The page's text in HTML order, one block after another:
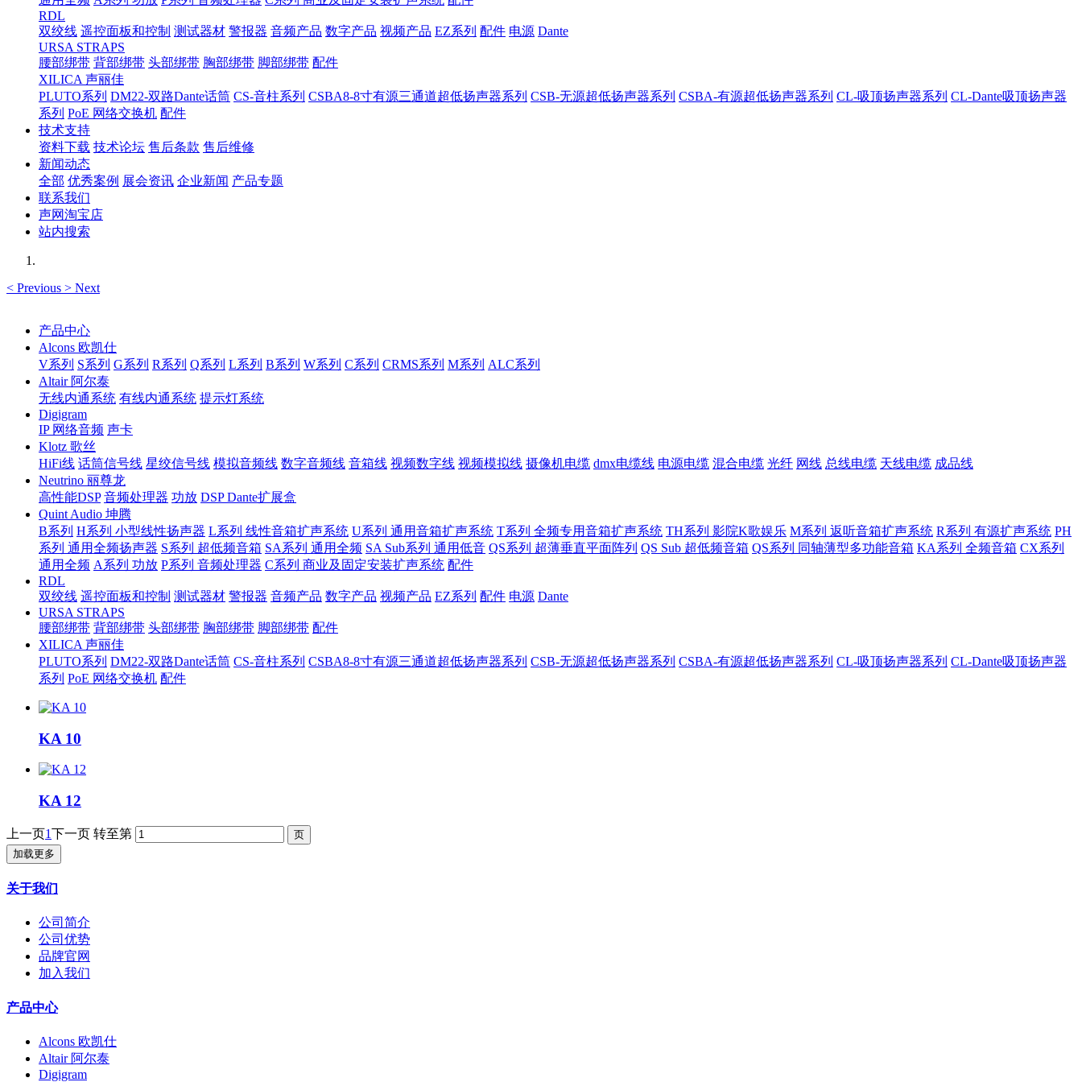
RDL
双绞线 遥控面板和控制 测试器材 警报器 音频产品 数字产品 视频产品 EZ系列 配件 电源 Dante
URSA STRAPS
腰部绑带 背部绑带 头部绑带 胸部绑带 脚部绑带 配件
XILICA 声丽佳
PLUTO系列 DM22-双路Dante话筒 CS-音柱系列 CSBA8-8寸有源三通道超低扬声器系列 CSB-无源超低扬声器系列 CSBA-有源超低扬声器系列 CL-吸顶扬声器系列 CL-Dante吸顶扬声器
系列 PoE 网络交换机 配件
技术支持
资料下载 技术论坛 售后条款 售后维修
新闻动态
全部 优秀案例 展会资讯 企业新闻 产品专题
联系我们
声网淘宝店
站内搜索
< Previous > Next
产品中心
Alcons 欧凯仕
V系列 S系列 G系列 R系列 Q系列 L系列 B系列 W系列 C系列 CRMS系列 M系列 ALC系列
Altair 阿尔泰
无线内通系统 有线内通系统 提示灯系统
Digigram
IP 网络音频 声卡
Klotz 歌丝
HiFi线 话筒信号线 星绞信号线 模拟音频线 数字音频线 音箱线 视频数字线 视频模拟线 摄像机电缆 dmx电缆线 电源电缆 混合电缆 光纤 网线 总线电缆 天线电缆 成品线
Neutrino 丽尊龙
高性能DSP 音频处理器 功放 DSP Dante扩展盒
Quint Audio 坤腾
B系列 H系列 小型线性扬声器 L系列 线性音箱扩声系统 U系列 通用音箱扩声系统 T系列 全频专用音箱扩声系统 TH系列 影院K歌娱乐 M系列 返听音箱扩声系统 R系列 有源扩声系统 PH
系列 通用全频扬声器 S系列 超低频音箱 SA系列 通用全频 SA Sub系列 通用低音 QS系列 超薄垂直平面阵列 QS Sub 超低频音箱 QS系列 同轴薄型多功能音箱 KA系列 全频音箱 CX系列
通用全频 A系列 功放 P系列 音频处理器 C系列 商业及固定安装扩声系统 配件
RDL
双绞线 遥控面板和控制 测试器材 警报器 音频产品 数字产品 视频产品 EZ系列 配件 电源 Dante
URSA STRAPS
腰部绑带 背部绑带 头部绑带 胸部绑带 脚部绑带 配件
XILICA 声丽佳
PLUTO系列 DM22-双路Dante话筒 CS-音柱系列 CSBA8-8寸有源三通道超低扬声器系列 CSB-无源超低扬声器系列 CSBA-有源超低扬声器系列 CL-吸顶扬声器系列 CL-Dante吸顶扬声器
系列 PoE 网络交换机 配件
KA 10
KA 12
上一页1下一页 转至第
加载更多
关于我们
公司简介
公司优势
品牌官网
加入我们
产品中心
Alcons 欧凯仕
Altair 阿尔泰
Digigram